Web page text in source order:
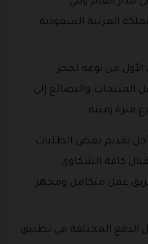
العربية السعودية
من نوعه لحجز
المنتجات والبضائع إلى
فترة زمنية .
تقديم بعض الطلبات
كافة الشكاوى
عمل متكامل ومجهز
الدفع المختلفة في تطبيق